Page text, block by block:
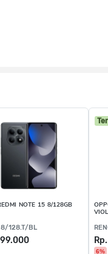
NOTE 15 8/128GB
8/128.T/BL
6%